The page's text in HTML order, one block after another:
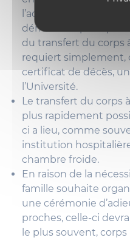
l’administration
démarches pratiques
du transfert du corps
requiert simplement,
certificat de décès,
l’Université.
Le transfert du corps
plus rapidement
ci a lieu, comme
institution
chambre froide.
En raison de la
famille souhaite
une cérémonie
proches, celle-ci
le plus souvent,